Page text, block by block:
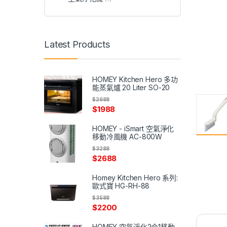
Latest Products
HOMEY Kitchen Hero 多功
能蒸氣爐 20 Liter SO-20
$1988
$2688
HOMEY - iSmart 空氣淨化
移動冷風機 AC-800W
$2688
$3288
Homey Kitchen Hero 系列:
歐式寶 HG-RH-88
$2200
$3588